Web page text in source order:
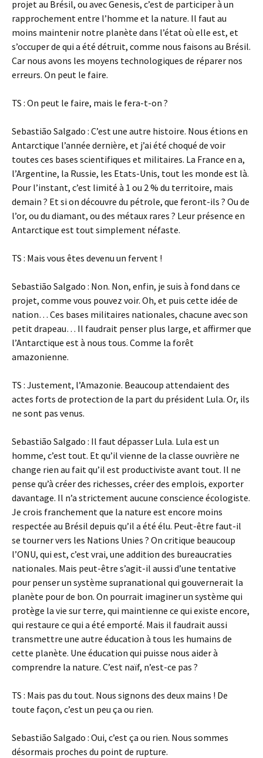
projet au Brésil, ou avec Genesis, c’est de participer à un
rapprochement entre l’homme et la nature. Il faut au
moins maintenir notre planète dans l’état où elle est, et
s’occuper de qui a été détruit, comme nous faisons au Brésil.
Car nous avons les moyens technologiques de réparer nos
erreurs. On peut le faire.
TS : On peut le faire, mais le fera-t-on ?
Sebastião Salgado : C’est une autre histoire. Nous étions en
Antarctique l’année dernière, et j’ai été choqué de voir
toutes ces bases scientifiques et militaires. La France en a,
l’Argentine, la Russie, les Etats-Unis, tout les monde est là.
Pour l’instant, c’est limité à 1 ou 2 % du territoire, mais
demain ? Et si on découvre du pétrole, que feront-ils ? Ou de
l’or, ou du diamant, ou des métaux rares ? Leur présence en
Antarctique est tout simplement néfaste.
TS : Mais vous êtes devenu un fervent !
Sebastião Salgado : Non. Non, enfin, je suis à fond dans ce
projet, comme vous pouvez voir. Oh, et puis cette idée de
nation… Ces bases militaires nationales, chacune avec son
petit drapeau… Il faudrait penser plus large, et affirmer que
l’Antarctique est à nous tous. Comme la forêt
amazonienne.
TS : Justement, l’Amazonie. Beaucoup attendaient des
actes forts de protection de la part du président Lula. Or, ils
ne sont pas venus.
Sebastião Salgado : Il faut dépasser Lula. Lula est un
homme, c’est tout. Et qu’il vienne de la classe ouvrière ne
change rien au fait qu’il est productiviste avant tout. Il ne
pense qu’à créer des richesses, créer des emplois, exporter
davantage. Il n’a strictement aucune conscience écologiste.
Je crois franchement que la nature est encore moins
respectée au Brésil depuis qu’il a été élu. Peut-être faut-il
se tourner vers les Nations Unies ? On critique beaucoup
l’ONU, qui est, c’est vrai, une addition des bureaucraties
nationales. Mais peut-être s’agit-il aussi d’une tentative
pour penser un système supranational qui gouvernerait la
planète pour de bon. On pourrait imaginer un système qui
protège la vie sur terre, qui maintienne ce qui existe encore,
qui restaure ce qui a été emporté. Mais il faudrait aussi
transmettre une autre éducation à tous les humains de
cette planète. Une éducation qui puisse nous aider à
comprendre la nature. C’est naïf, n’est-ce pas ?
TS : Mais pas du tout. Nous signons des deux mains ! De
toute façon, c’est un peu ça ou rien.
Sebastião Salgado : Oui, c’est ça ou rien. Nous sommes
désormais proches du point de rupture.